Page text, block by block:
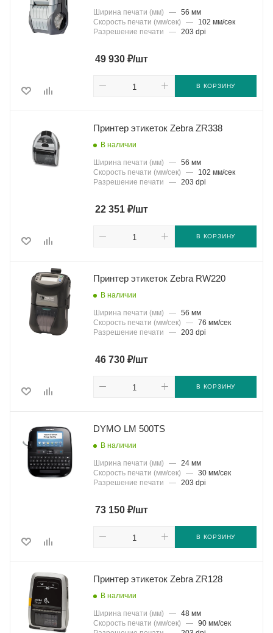
Ширина печати (мм) — 56 мм
Скорость печати (мм/сек)
—
102 мм/сек
Разрешение печати
— 203 dpi
49 930 ₽/шт
В КОРЗИНУ
Принтер этикеток Zebra ZR338
В наличии
Ширина печати (мм) — 56 мм
Скорость печати (мм/сек)
—
102 мм/сек
Разрешение печати
— 203 dpi
22 351 ₽/шт
В КОРЗИНУ
Принтер этикеток Zebra RW220
В наличии
Ширина печати (мм) — 56 мм
Скорость печати (мм/сек)
— 76 мм/сек
Разрешение печати
— 203 dpi
46 730 ₽/шт
В КОРЗИНУ
DYMO LM 500TS
В наличии
Ширина печати (мм) — 24 мм
Скорость печати (мм/сек)
— 30 мм/сек
Разрешение печати
— 203 dpi
73 150 ₽/шт
В КОРЗИНУ
Принтер этикеток Zebra ZR128
В наличии
Ширина печати (мм) — 48 мм
Скорость печати (мм/сек)
— 90 мм/сек